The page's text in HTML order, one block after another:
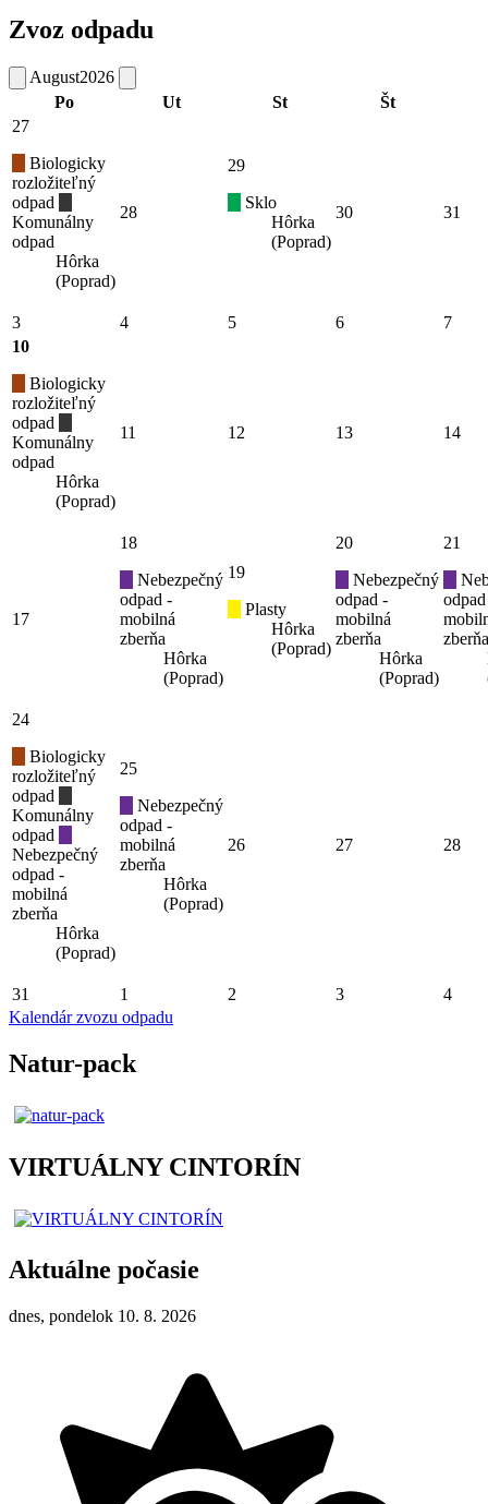
Zvoz odpadu
August2026
Po
Ut St Št
27
Biologicky
rozložiteľný
odpad
Komunálny
odpad
Hôrka
(Poprad)
28
29
Sklo
Hôrka
(Poprad)
30 31
3 4 5 6
7
10
Biologicky
rozložiteľný
odpad
Komunálny
odpad
Hôrka
(Poprad)
11 12 13 14
17
18
Nebezpečný
odpad -
mobilná
zberňa
Hôrka
(Poprad)
19
Plasty
Hôrka
(Poprad)
20
Nebezpečný
odpad -
mobilná
zberňa
Hôrka
(Poprad)
21
zberňa
24
Biologicky
rozložiteľný
odpad
Komunálny
odpad
Nebezpečný
odpad -
mobilná
zberňa
Hôrka
(Poprad)
25
Nebezpečný
odpad -
mobilná
zberňa
Hôrka
(Poprad)
26 27 28
31 1 2 3
4
Kalendár zvozu odpadu
Natur-pack
VIRTUÁLNY CINTORÍN
Aktuálne počasie
dnes, pondelok 10. 8. 2026